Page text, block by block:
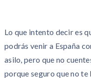
Lo que intento decir es
podrás venir a España
asilo, pero que no
porque seguro que no te